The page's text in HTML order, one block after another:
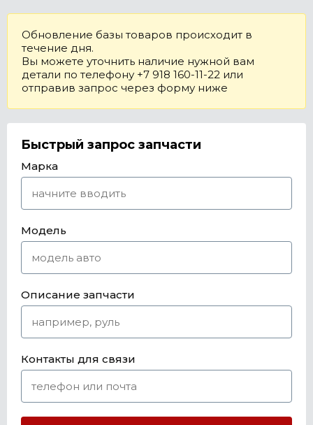
Обновление базы товаров происходит в
течение дня.
Вы можете уточнить наличие нужной вам
детали по телефону +7 918 160-11-22 или
отправив запрос через форму ниже
Быстрый запрос запчасти
Марка
Модель
Описание запчасти
Контакты для связи